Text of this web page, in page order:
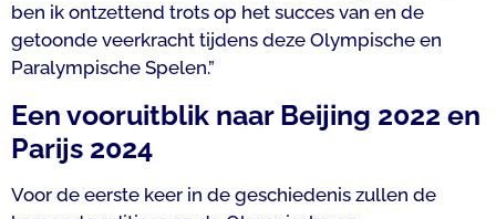
ben ik ontzettend trots op het succes van en de
getoonde veerkracht tijdens deze Olympische en
Paralympische Spelen.”
Een vooruitblik naar Beijing 2022 en
Parijs 2024
Voor de eerste keer in de geschiedenis zullen de